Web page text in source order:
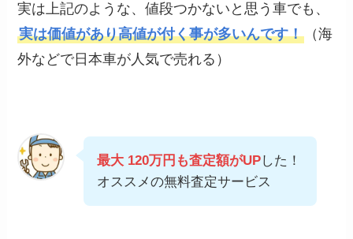
実は上記のような、値段つかないと思う車でも、
実は価値があり高値が付く事が多いんです！ （海
外などで日本車が人気で売れる）
最大 120万円も査定額がUPした！
オススメの無料査定サービス